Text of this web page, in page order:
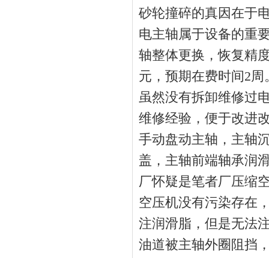
砂轮撞碎的真因在于
电主轴属于设备的重
轴整体更换，恢复精
元，预期在费时间2
虽然没有拆卸维修过
维修经验，便于改进
手动盘动主轴，主轴
盖，主轴前端轴承润
厂怀疑是笔者厂压缩
空压机没有污染存在
注润滑脂，但是无法
油道被主轴外圈阻挡